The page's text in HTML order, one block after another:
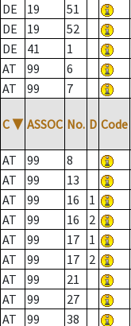
DE
19 51
DE
19 52
DE
41 1
AT
99 6
AT
99 7
C ▼ ASSOC No. D Code
AT 99 8
AT
99 13
AT
99 16 1
AT
99 16 2
AT
99 17 1
AT
99 17 2
AT
99 21
AT
99 27
AT
99 38